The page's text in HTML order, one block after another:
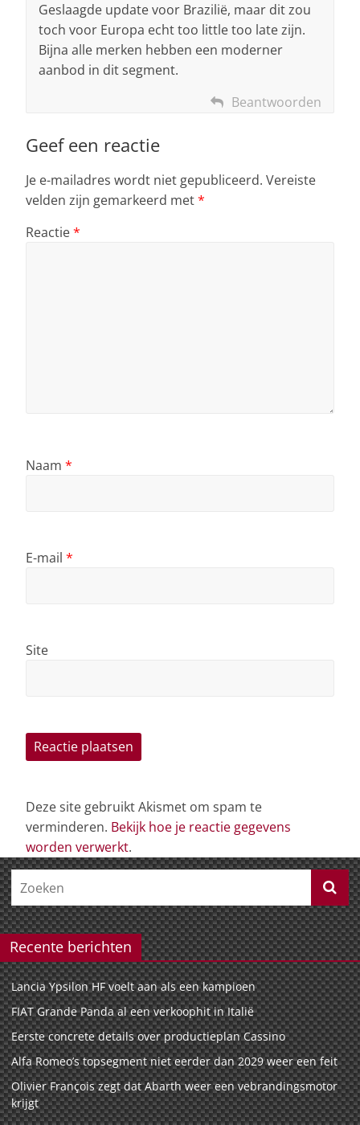
Geslaagde update voor Brazilië, maar dit zou
toch voor Europa echt too little too late zijn.
Bijna alle merken hebben een moderner
aanbod in dit segment.
Beantwoorden
Geef een reactie
Je e-mailadres wordt niet gepubliceerd. Vereiste
velden zijn gemarkeerd met*
Reactie*
Naam *
E-mail *
Site
Deze site gebruikt Akismet om spam te
verminderen. Bekijk hoe je reactie gegevens
worden verwerkt.
Recente berichten
Lancia Ypsilon HF voelt aan als een kampioen
FIAT Grande Panda al een verkoophit in Italië
Eerste concrete details over productieplan Cassino
Alfa Romeo’s topsegment niet eerder dan 2029 weer een feit
Olivier François zegt dat Abarth weer een vebrandingsmotor
krijgt